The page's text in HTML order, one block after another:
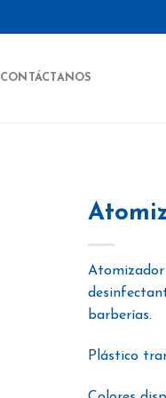
CONTÁCTANOS
barberías.
Plástico